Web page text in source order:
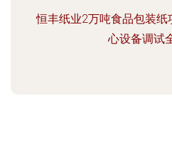
恒丰纸业2万吨食品包装
心设备调试